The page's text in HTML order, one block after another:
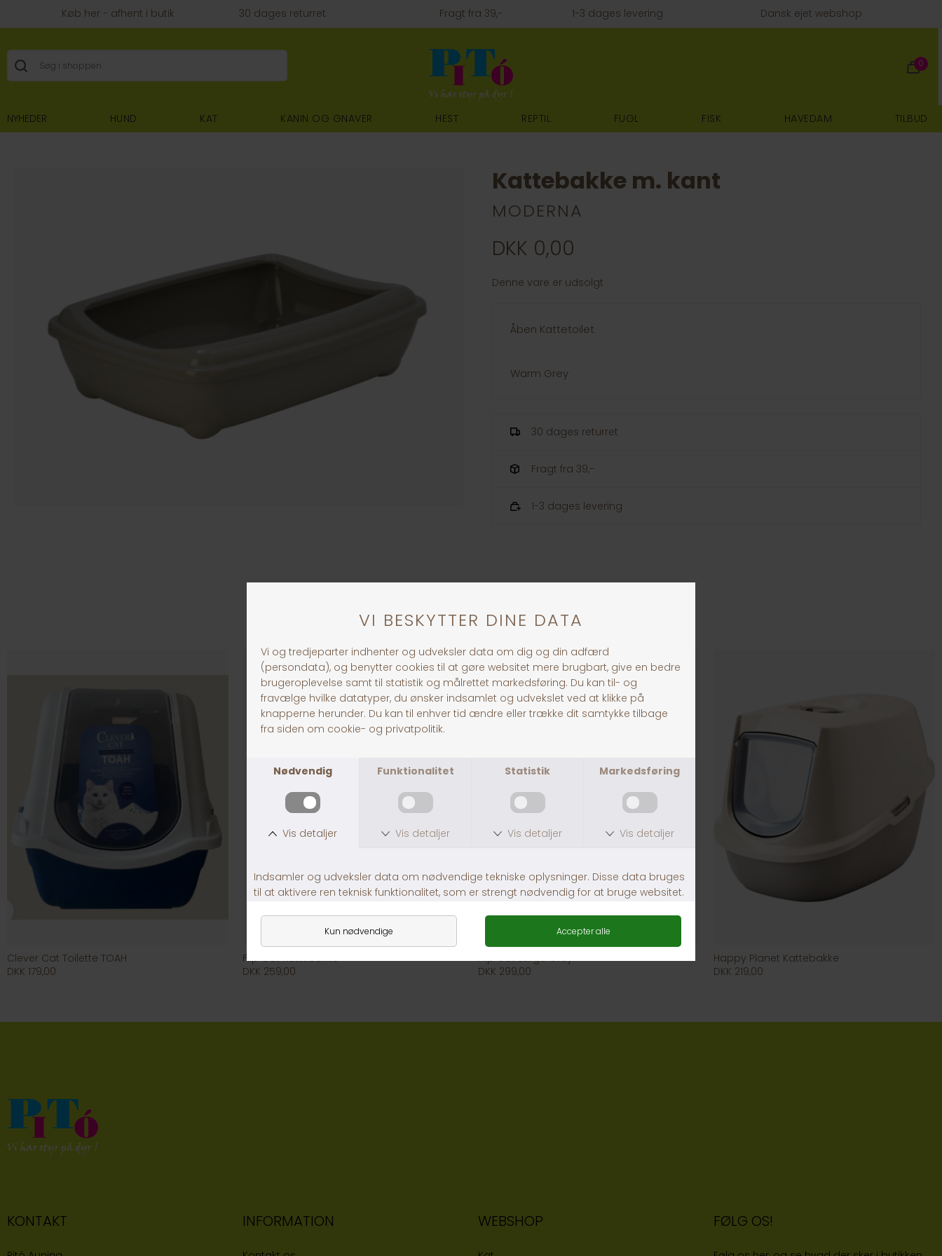
Køb her - afhent i butik 30 dages returret Fragt fra 39,- 1-3 dages levering Dansk ejet webshop
0
NYHEDER HUND KAT KANIN OG GNAVER HEST REPTIL FUGL FISK HAVEDAM TILBUD
Kattebakke m. kant
MODERNA
DKK 0,00
Denne vare er udsolgt
Åben Kattetoilet
Warm Grey
30 dages returret
Fragt fra 39,-
1-3 dages levering
ANDRE KØBTE OGSÅ
Clever Cat Toilette TOAH
DKK 179,00
Flip Cat Kattebakke
DKK 259,00
Flip Cat Large Grey
DKK 299,00
Happy Planet Kattebakke
DKK 219,00
KONTAKT INFORMATION WEBSHOP FØLG OS!